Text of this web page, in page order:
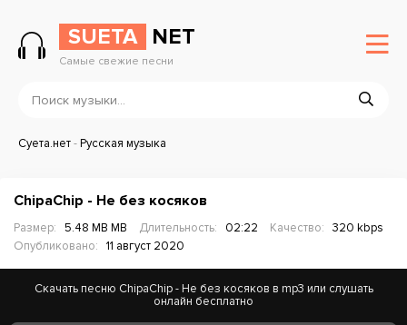
SUETA NET
Самые свежие песни
Суета.нет-Русская музыка
ChipaChip - Не без косяков
Размер: 5.48 MB MB Длительность: 02:22 Качество:
320 kbps
Опубликовано:
11 август 2020
Скачать песню ChipaChip - Не без косяков в mp3 или слушать
онлайн бесплатно